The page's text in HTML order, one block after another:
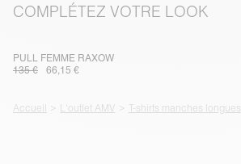
COMPLÉTEZ VOTRE LOOK
PULL FEMME RAXOW
135 €
66,15 €
Accueil L'outlet AMV T-shirts manches longues